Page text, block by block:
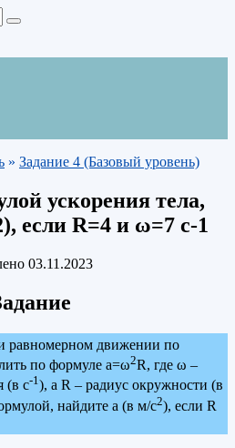
» Задание 4 (Базовый уровень)
ускорения тела,
если R=4 и ω=7 с-1
03.11.2023
равномерном движении по
по формуле а=ω2R, где ω –
(в с-1), а R – радиус окружности (в
найдите а (в м/с2), если R